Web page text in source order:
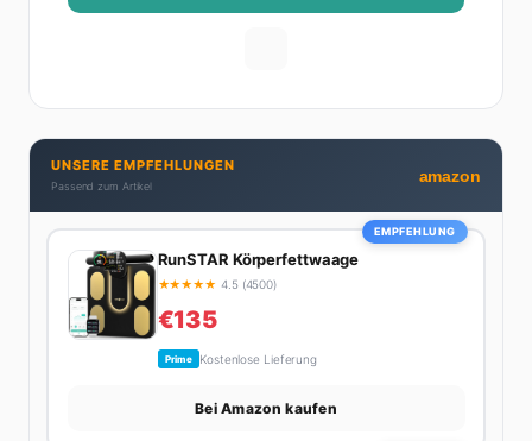
Ihre Geheimwaffe: Sie weiß genau, was Frauen an
Brunch-Spot der Stadt. Ihre Interior-Tipps basieren
auf echter Erfahrung – ihre Wohnung wurde schon
zweimal in Design-Blogs gefeatured.
UNSERE EMPFEHLUNGEN
Passend zum Artikel
amazon
EMPFEHLUNG
RunSTAR Körperfettwaage
★★★★★ 4.5 (4500)
€135
Prime Kostenlose Lieferung
Bei Amazon kaufen